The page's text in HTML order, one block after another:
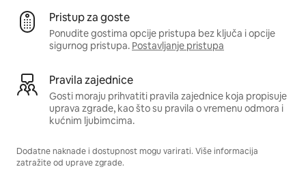
Pristup za goste
Ponudite gostima opcije pristupa bez ključa i opcije
sigurnog pristupa. Postavljanje pristupa
Pravila zajednice
Gosti moraju prihvatiti pravila zajednice koja propisuje
uprava zgrade, kao što su pravila o vremenu odmora i
kućnim ljubimcima.
Dodatne naknade i dostupnost mogu varirati. Više informacija
zatražite od uprave zgrade.